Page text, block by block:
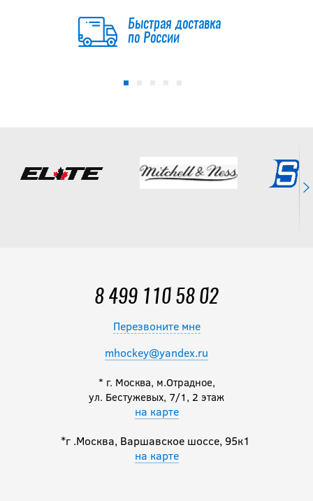
Быстрая доставка
по России
8 499 110 58 02
Перезвоните мне
mhockey@yandex.ru
* г. Москва, м.Отрадное,
ул. Бестужевых, 7/1, 2 этаж
на карте
*г .Москва, Варшавское шоссе, 95к1
на карте